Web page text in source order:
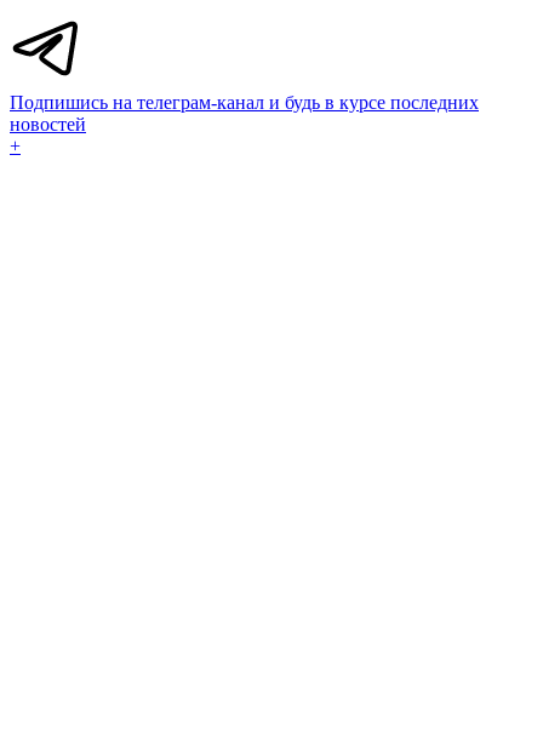
Подпишись на телеграм-канал и будь в курсе последних
новостей
+